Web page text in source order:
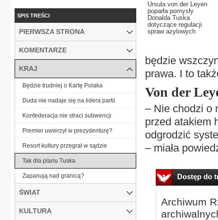
Ursula von der Leyen
poparła pomysły
Donalda Tuska
dotyczące regulacji
spraw azylowych
będzie
prawa. I to
Von der
– Nie chodzi o
przed atakiem
odgrodzić
– miała
Dostęp do
Archiwum
SPIS TREŚCI
PIERWSZA STRONA
KOMENTARZE
KRAJ
Będzie trudniej o Kartę Polaka
Duda nie nadaje się na lidera partii
Konfederacja nie straci subwencji
Premier uwierzył w prezydenturę?
Resort kultury przegrał w sądzie
Tak dla planu Tuska
Zapanują nad granicą?
ŚWIAT
KULTURA